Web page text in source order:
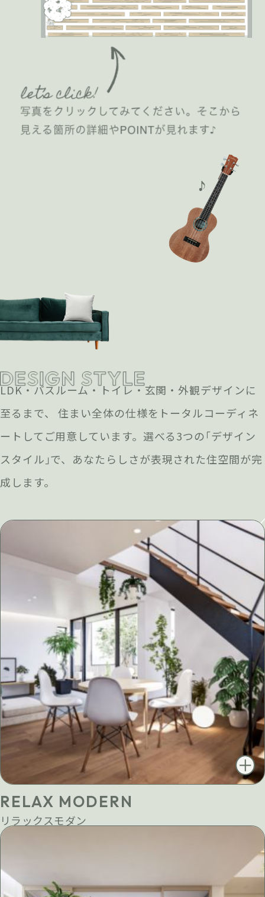
1階床面積 : 46.37㎡
2階床面積 : 48.02㎡
延べ床面積 : 94.39㎡（28.55坪）
LDK・バスルーム・トイレ・玄関・外観デザインに
至るまで、 住まい全体の仕様をトータルコーディネ
ートしてご用意しています。選べる3つの｢デザイン
スタイル｣で、あなたらしさが表現された住空間が完
成します。
RELAX MODERN
リラックスモダン